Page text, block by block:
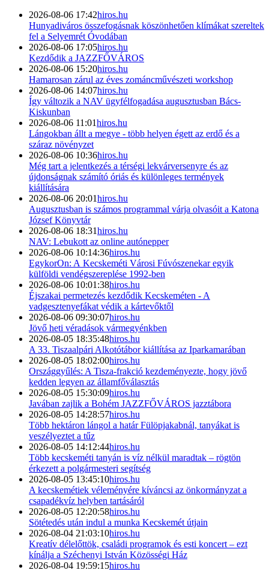
2026-08-06 17:42hiros.hu
Hunyadiváros összefogásnak köszönhetően klímákat szereltek
fel a Selyemrét Óvodában
2026-08-06 17:05hiros.hu
Kezdődik a JAZZFŐVÁROS
2026-08-06 15:20hiros.hu
Hamarosan zárul az éves zománcművészeti workshop
2026-08-06 14:07hiros.hu
Így változik a NAV ügyfélfogadása augusztusban Bács-
Kiskunban
2026-08-06 11:01hiros.hu
Lángokban állt a megye - több helyen égett az erdő és a
száraz növényzet
2026-08-06 10:36hiros.hu
Még tart a jelentkezés a térségi lekvárversenyre és az
újdonságnak számító óriás és különleges termények
kiállítására
2026-08-06 20:01hiros.hu
Augusztusban is számos programmal várja olvasóit a Katona
József Könyvtár
2026-08-06 18:31hiros.hu
NAV: Lebukott az online autónepper
2026-08-06 10:14:36hiros.hu
EgykorOn: A Kecskeméti Városi Fúvószenekar egyik
külföldi vendégszereplése 1992-ben
2026-08-06 10:01:38hiros.hu
Éjszakai permetezés kezdődik Kecskeméten - A
vadgesztenyefákat védik a kártevőktől
2026-08-06 09:30:07hiros.hu
Jövő heti véradások vármegyénkben
2026-08-05 18:35:48hiros.hu
A 33. Tiszaalpári Alkotótábor kiállítása az Iparkamarában
2026-08-05 18:02:00hiros.hu
Országgyűlés: A Tisza-frakció kezdeményezte, hogy jövő
kedden legyen az államfőválasztás
2026-08-05 15:30:09hiros.hu
Javában zajlik a Bohém JAZZFŐVÁROS jazztábora
2026-08-05 14:28:57hiros.hu
Több hektáron lángol a határ Fülöpjakabnál, tanyákat is
veszélyeztet a tűz
2026-08-05 14:12:44hiros.hu
Több kecskeméti tanyán is víz nélkül maradtak – rögtön
érkezett a polgármesteri segítség
2026-08-05 13:45:10hiros.hu
A kecskemétiek véleményére kíváncsi az önkormányzat a
csapadékvíz helyben tartásáról
2026-08-05 12:20:58hiros.hu
Sötétedés után indul a munka Kecskemét útjain
2026-08-04 21:03:10hiros.hu
Kreatív délelőttök, családi programok és esti koncert – ezt
kínálja a Széchenyi István Közösségi Ház
2026-08-04 19:59:15hiros.hu